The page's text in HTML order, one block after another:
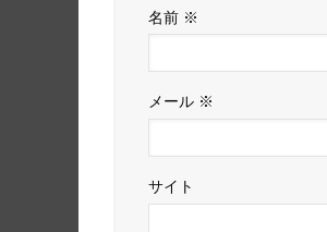
名前 ※
メール ※
サイト